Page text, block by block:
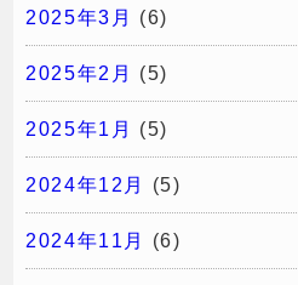
2025年3月 (6)
2025年2月 (5)
2025年1月 (5)
2024年12月 (5)
2024年11月 (6)